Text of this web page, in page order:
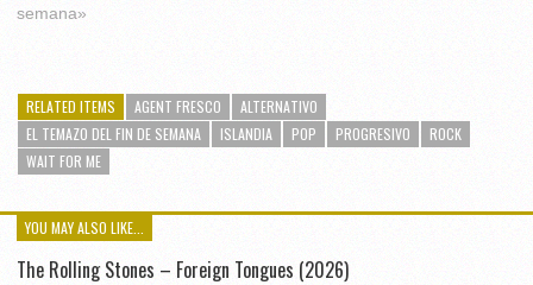
semana»
RELATED ITEMS AGENT FRESCO
ALTERNATIVO
EL TEMAZO DEL FIN DE SEMANA
ISLANDIA POP PROGRESIVO
ROCK
WAIT FOR ME
YOU MAY ALSO LIKE...
The Rolling Stones – Foreign Tongues (2026)